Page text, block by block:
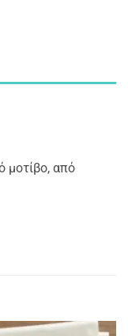
μοτίβο, από